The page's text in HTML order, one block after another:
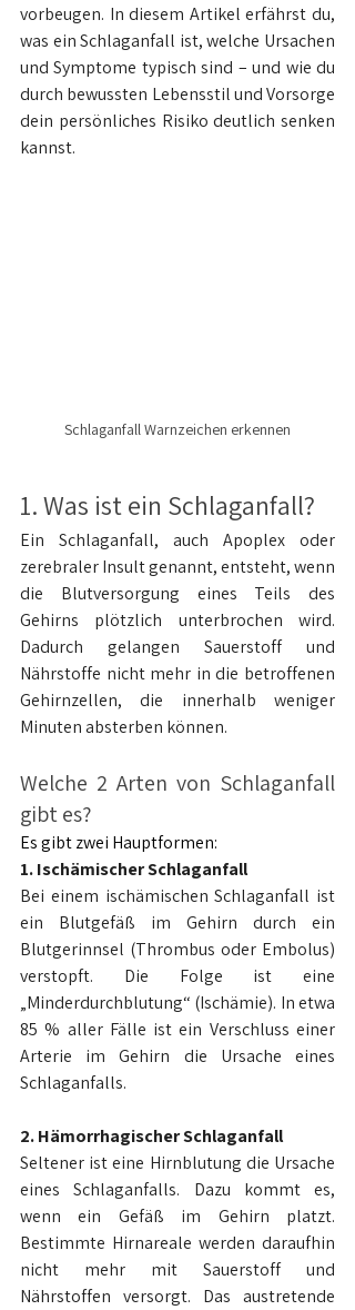
vorbeugen. In diesem Artikel erfährst du,
was ein Schlaganfall ist, welche Ursachen
und Symptome typisch sind – und wie du
durch bewussten Lebensstil und Vorsorge
dein persönliches Risiko deutlich senken
kannst.
Schlaganfall Warnzeichen erkennen
1. Was ist ein Schlaganfall?
Ein Schlaganfall, auch Apoplex oder
zerebraler Insult genannt, entsteht, wenn
die Blutversorgung eines Teils des
Gehirns plötzlich unterbrochen wird.
Dadurch gelangen Sauerstoff und
Nährstoffe nicht mehr in die betroffenen
Gehirnzellen, die innerhalb weniger
Minuten absterben können.
Welche 2 Arten von Schlaganfall
gibt es?
Es gibt zwei Hauptformen:
1. Ischämischer Schlaganfall
Bei einem ischämischen Schlaganfall ist
ein Blutgefäß im Gehirn durch ein
Blutgerinnsel (Thrombus oder Embolus)
verstopft. Die Folge ist eine
„Minderdurchblutung“ (Ischämie). In etwa
85 % aller Fälle ist ein Verschluss einer
Arterie im Gehirn die Ursache eines
Schlaganfalls.
2. Hämorrhagischer Schlaganfall
Seltener ist eine Hirnblutung die Ursache
eines Schlaganfalls. Dazu kommt es,
wenn ein Gefäß im Gehirn platzt.
Bestimmte Hirnareale werden daraufhin
nicht mehr mit Sauerstoff und
Nährstoffen versorgt. Das austretende